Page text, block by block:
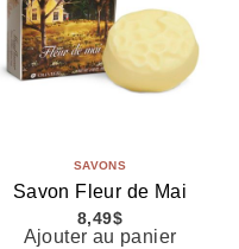
SAVONS
Savon Fleur de Mai
8,49$
Ajouter au panier